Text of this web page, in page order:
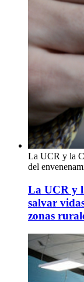
La UCR y la
del
La UCR y
salvar
zonas